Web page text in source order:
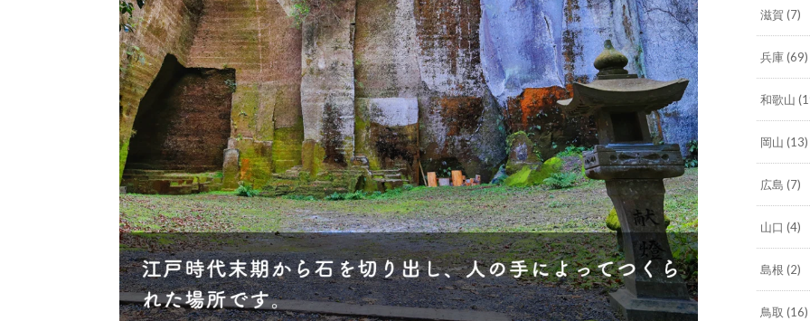
滋賀 (7)
兵庫(69)
和歌山
岡山 (13)
広島 (7)
山口 (4)
島根 (2)
鳥取 (16)